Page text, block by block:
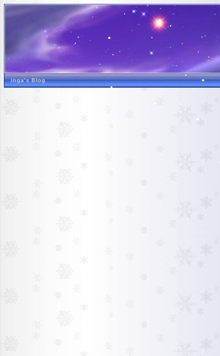
inga's Blog